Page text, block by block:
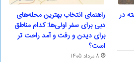
۲۴ ساعته در
راهنمای انتخاب بهترین محله‌های
دبی برای سفر اولی‌ها: کدام مناطق
برای دیدن و رفت و آمد راحت تر
است؟
8 مرداد 1405